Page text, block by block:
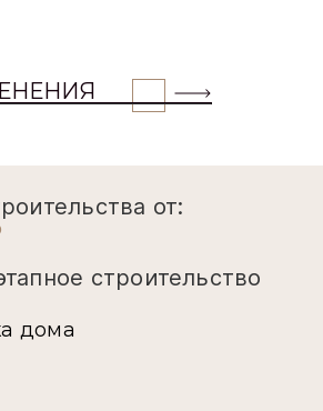
от:
строительство
дома